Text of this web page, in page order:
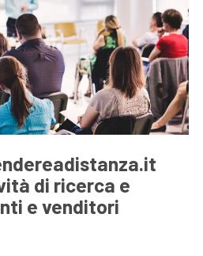
di ricerca e
e venditori